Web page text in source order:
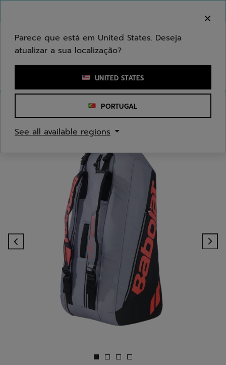
Introduzir uma palavra-chave ou um número de artigo
Parece que está em United States. Deseja
atualizar a sua localização?
UNITED STATES
PORTUGAL
See all available regions